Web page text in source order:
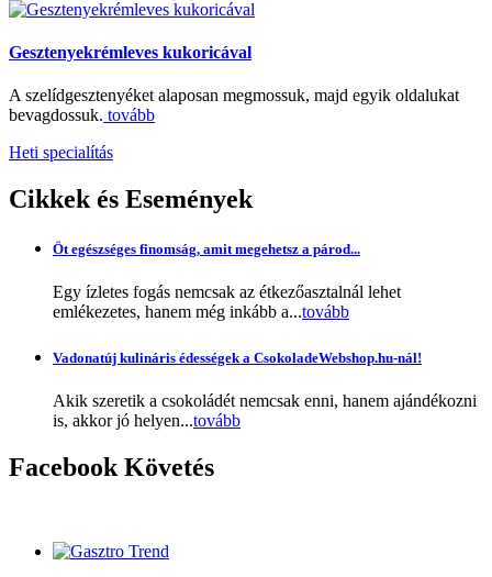
Gesztenyekrémleves kukoricával
A szelídgesztenyéket alaposan megmossuk, majd egyik oldalukat
bevagdossuk. tovább
Heti specialítás
Cikkek és Események
Öt egészséges finomság, amit megehetsz a párod...
Egy ízletes fogás nemcsak az étkezőasztalnál lehet
emlékezetes, hanem még inkább a...tovább
Vadonatúj kulináris édességek a CsokoladeWebshop.hu-nál!
Akik szeretik a csokoládét nemcsak enni, hanem ajándékozni
is, akkor jó helyen...tovább
Facebook Követés